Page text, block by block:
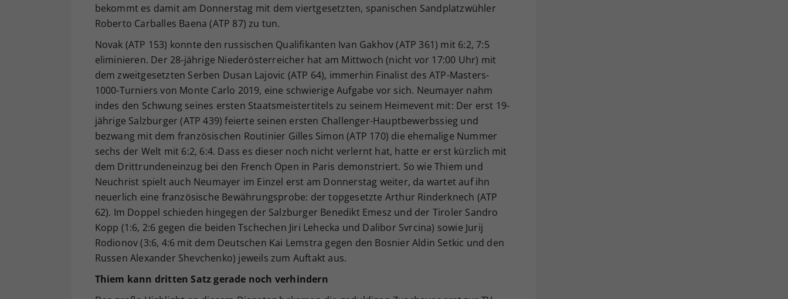
bekommt es damit am Donnerstag mit dem viertgesetzten, spanischen Sandplatzwühler
Roberto Carballes Baena (ATP 87) zu tun.
Novak (ATP 153) konnte den russischen Qualifikanten Ivan Gakhov (ATP 361) mit 6:2, 7:5
eliminieren. Der 28-jährige Niederösterreicher hat am Mittwoch (nicht vor 17:00 Uhr) mit
dem zweitgesetzten Serben Dusan Lajovic (ATP 64), immerhin Finalist des ATP-Masters-
1000-Turniers von Monte Carlo 2019, eine schwierige Aufgabe vor sich. Neumayer nahm
indes den Schwung seines ersten Staatsmeistertitels zu seinem Heimevent mit: Der erst 19-
jährige Salzburger (ATP 439) feierte seinen ersten Challenger-Hauptbewerbssieg und
bezwang mit dem französischen Routinier Gilles Simon (ATP 170) die ehemalige Nummer
sechs der Welt mit 6:2, 6:4. Dass es dieser noch nicht verlernt hat, hatte er erst kürzlich mit
dem Drittrundeneinzug bei den French Open in Paris demonstriert. So wie Thiem und
Neuchrist spielt auch Neumayer im Einzel erst am Donnerstag weiter, da wartet auf ihn
neuerlich eine französische Bewährungsprobe: der topgesetzte Arthur Rinderknech (ATP
62). Im Doppel schieden hingegen der Salzburger Benedikt Emesz und der Tiroler Sandro
Kopp (1:6, 2:6 gegen die beiden Tschechen Jiri Lehecka und Dalibor Svrcina) sowie Jurij
Rodionov (3:6, 4:6 mit dem Deutschen Kai Lemstra gegen den Bosnier Aldin Setkic und den
Russen Alexander Shevchenko) jeweils zum Auftakt aus.
Thiem kann dritten Satz gerade noch verhindern